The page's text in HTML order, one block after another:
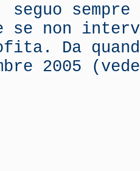
seguo
non
Da
2005